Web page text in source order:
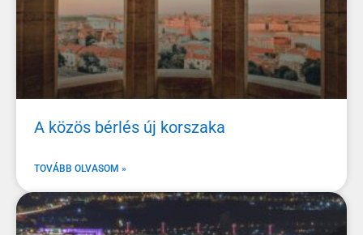
A közös bérlés új korszaka
TOVÁBB OLVASOM »